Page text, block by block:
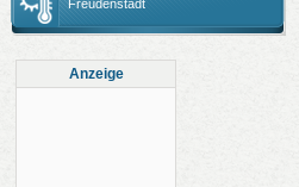
Freudenstadt
Anzeige